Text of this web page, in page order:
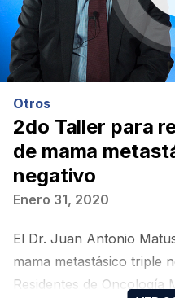
Otros
2do Taller para
de mama
negativo
Enero 31, 2020
El Dr. Juan Antonio
mama metastásico triple
Residentes de Oncología